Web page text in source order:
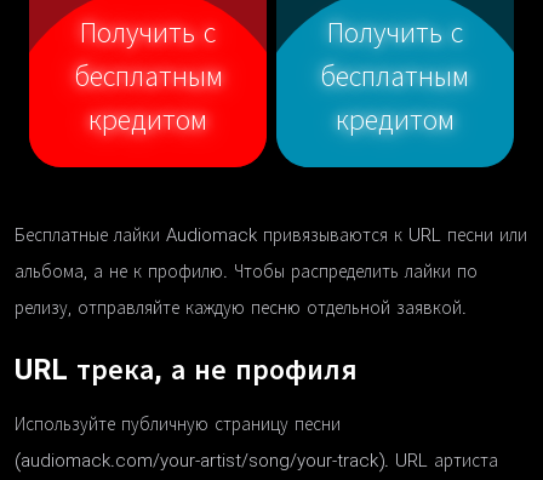
Получить с
бесплатным
кредитом
Получить с
бесплатным
кредитом
Бесплатные лайки Audiomack привязываются к URL песни или
альбома, а не к профилю. Чтобы распределить лайки по
релизу, отправляйте каждую песню отдельной заявкой.
URL трека, а не профиля
Используйте публичную страницу песни
(audiomack.com/your-artist/song/your-track). URL артиста